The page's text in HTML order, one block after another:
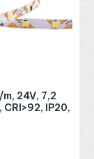
24V, 7,2
IP20,